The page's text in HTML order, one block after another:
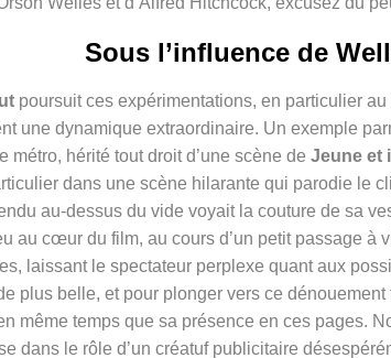
Sous l’influence de
poursuit ces expérimentations, en particulier
une dynamique extraordinaire. Un exemple
métro, hérité tout droit d’une scène de Jeune et
dans une scène hilarante qui parodie le
au-dessus du vide voyait la couture de sa
au cœur du film, au cours d’un petit passage à
laissant le spectateur perplexe quant aux
plus belle, et pour plonger vers ce dénouement
même temps que sa présence en ces pages.
dans le rôle d’un créatuf publicitaire